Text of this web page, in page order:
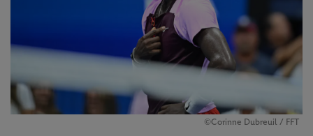
©Corinne Dubreuil / FFT